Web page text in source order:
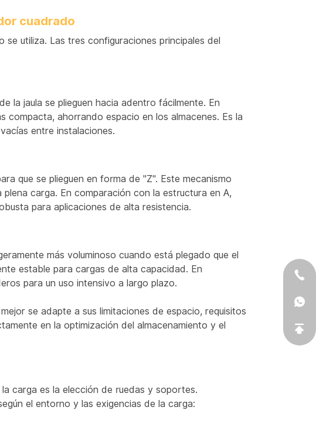
cuadrado
utiliza. Las tres configuraciones principales del
la jaula se plieguen hacia adentro fácilmente. En
ahorrando espacio en los almacenes. Es la
entre instalaciones.
que se plieguen en forma de "Z". Este mecanismo
carga. En comparación con la estructura en A,
para aplicaciones de alta resistencia.
más voluminoso cuando está plegado que el
estable para cargas de alta capacidad. En
para un uso intensivo a largo plazo.
se adapte a sus limitaciones de espacio, requisitos
en la optimización del almacenamiento y el
carga es la elección de ruedas y soportes.
el entorno y las exigencias de la carga: